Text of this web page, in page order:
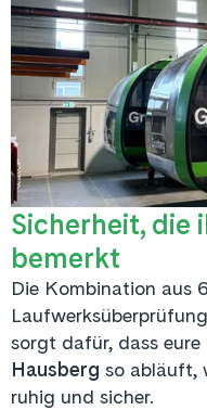
Sicherheit, die
bemerkt
Die Kombination aus
sorgt dafür, dass
Hausberg so abläuft,
ruhig und sicher.